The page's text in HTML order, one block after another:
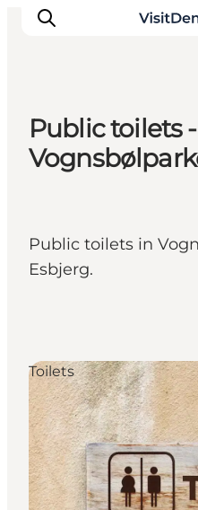
Inspirations
Destinations
Planifiez votre
Public toilets -
Public toilets in
Esbjerg.
Toilets